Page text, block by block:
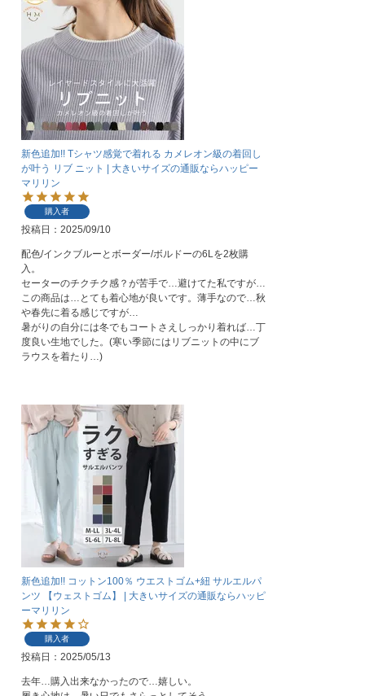
新色追加!! Tシャツ感覚で着れる カメレオン級の着回し
が叶う リブ ニット | 大きいサイズの通販ならハッピー
マリリン
購入者
投稿日 2025/09/10
配色/インクブルーとボーダー/ボルドーの6Lを2枚購
入。
セーターのチクチク感？が苦手で…避けてた私ですが…
この商品は…とても着心地が良いです。薄手なので…秋
や春先に着る感じですが…
暑がりの自分には冬でもコートさえしっかり着れば…丁
度良い生地でした。(寒い季節にはリブニットの中にブ
ラウスを着たり…)
新色追加!! コットン100％ ウエストゴム+紐 サルエルパ
ンツ 【ウェストゴム】 | 大きいサイズの通販ならハッピ
ーマリリン
購入者
投稿日 2025/05/13
去年…購入出来なかったので…嬉しい。